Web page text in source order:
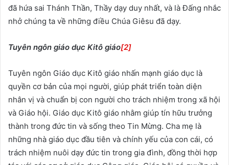
đã hứa sai Thánh Thần, Thầy dạy duy nhất, và là Đấng nhắc
nhở chúng ta về những điều Chúa Giêsu đã dạy.
Tuyên ngôn giáo dục Kitô giáo[2]
Tuyên ngôn Giáo dục Kitô giáo nhấn mạnh giáo dục là
quyền cơ bản của mọi người, giúp phát triển toàn diện
nhân vị và chuẩn bị con người cho trách nhiệm trong xã hội
và Giáo hội. Giáo dục Kitô giáo nhằm giúp tín hữu trưởng
thành trong đức tin và sống theo Tin Mừng. Cha mẹ là
những nhà giáo dục đầu tiên và chính yếu của con cái, có
trách nhiệm nuôi dạy đức tin trong gia đình, đồng thời hợp